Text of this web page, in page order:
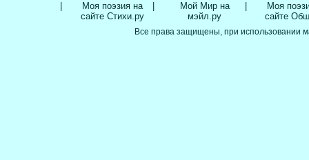
Моя поэзия на
сайте Стихи.ру
Мой Мир на
мэйл.ру
Моя
сайте
Все права защищены, при использовании